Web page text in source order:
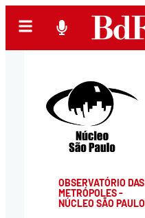
OBSERVATÓRIO DAS
METRÓPOLES -
NÚCLEO SÃO PAULO